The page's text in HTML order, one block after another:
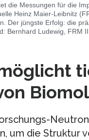
die Messungen für die
Heinz Maier-Leibnitz
Der jüngste Erfolg: die
Bernhard Ludewig, FRM
um die Struktur